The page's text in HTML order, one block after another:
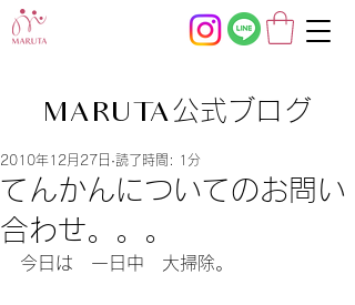
MARUTA公式ブログ
てんかんについてのお問い
合わせ。。。
2010年12月27日 読了時間: 1分
今日は　一日中　大掃除。